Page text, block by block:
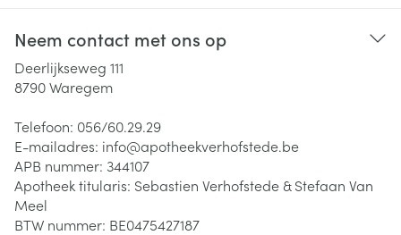
Neem contact met ons op
Deerlijkseweg 111
8790Waregem
Telefoon: 056/60.29.29
E-mailadres: info@apotheekverhofstede.be
APB nummer: 344107
Apotheek titularis: Sebastien Verhofstede & Stefaan Van
Meel
BTW nummer: BE0475427187